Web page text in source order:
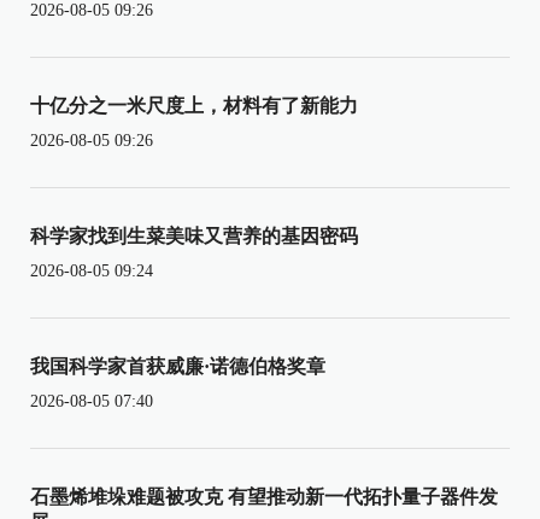
2026-08-05 09:26
十亿分之一米尺度上，材料有了新能力
2026-08-05 09:26
科学家找到生菜美味又营养的基因密码
2026-08-05 09:24
我国科学家首获威廉·诺德伯格奖章
2026-08-05 07:40
石墨烯堆垛难题被攻克 有望推动新一代拓扑量子器件发